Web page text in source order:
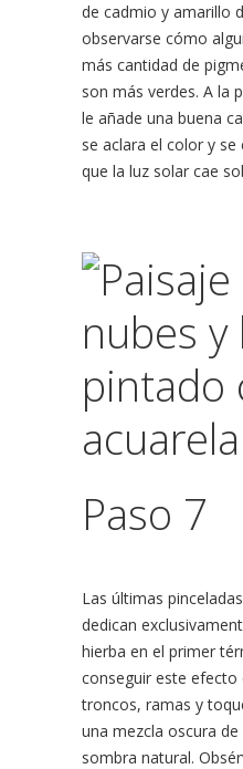
de cadmio y amarillo
observarse cómo
más cantidad de
son más verdes. A la
le añade una buena
se aclara el color y
que la luz solar cae
Paso 7
Las últimas
dedican
hierba en el primer
conseguir este efecto
troncos, ramas y
una mezcla oscura
sombra natural.